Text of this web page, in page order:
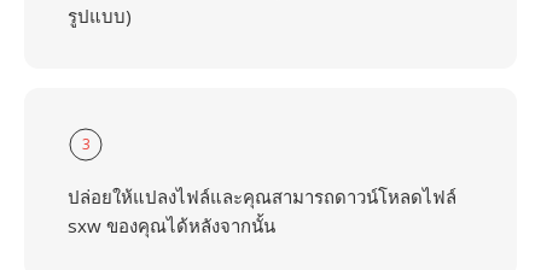
รูปแบบ)
3
ปล่อยให้แปลงไฟล์และคุณสามารถดาวน์โหลดไฟล์
sxw ของคุณได้หลังจากนั้น